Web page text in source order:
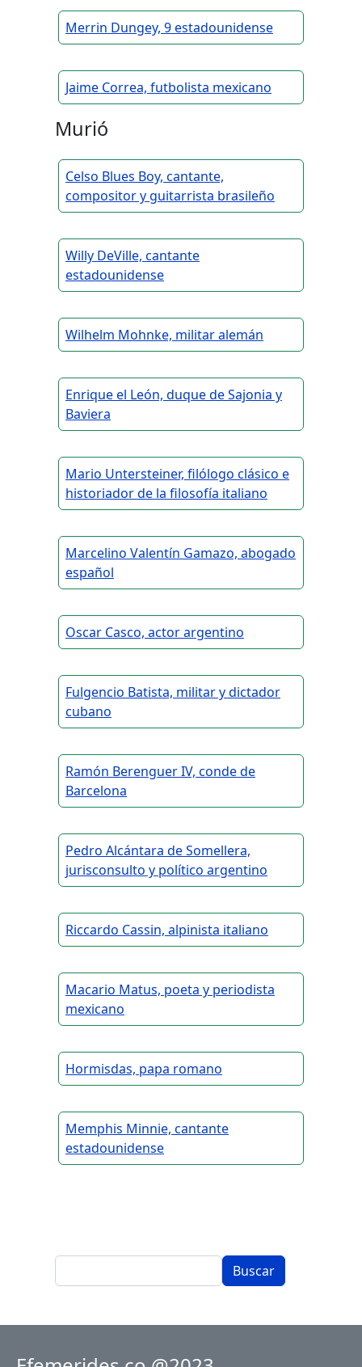
Merrin Dungey, 9 estadounidense
Jaime Correa, futbolista mexicano
Murió
Celso Blues Boy, cantante,
compositor y guitarrista brasileño
Willy DeVille, cantante
estadounidense
Wilhelm Mohnke, militar alemán
Enrique el León, duque de Sajonia y
Baviera
Mario Untersteiner, filólogo clásico e
historiador de la filosofía italiano
Marcelino Valentín Gamazo, abogado
español
Oscar Casco, actor argentino
Fulgencio Batista, militar y dictador
cubano
Ramón Berenguer IV, conde de
Barcelona
Pedro Alcántara de Somellera,
jurisconsulto y político argentino
Riccardo Cassin, alpinista italiano
Macario Matus, poeta y periodista
mexicano
Hormisdas, papa romano
Memphis Minnie, cantante
estadounidense
Buscar